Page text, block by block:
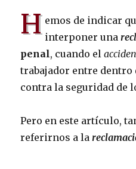
H emos de indicar
interponer una
penal, cuando el
trabajador entre
contra la seguridad de
Pero en este artículo,
referirnos a la